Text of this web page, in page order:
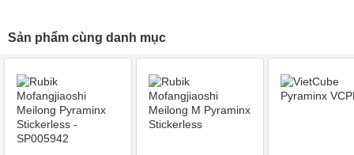
Sản phẩm cùng danh mục